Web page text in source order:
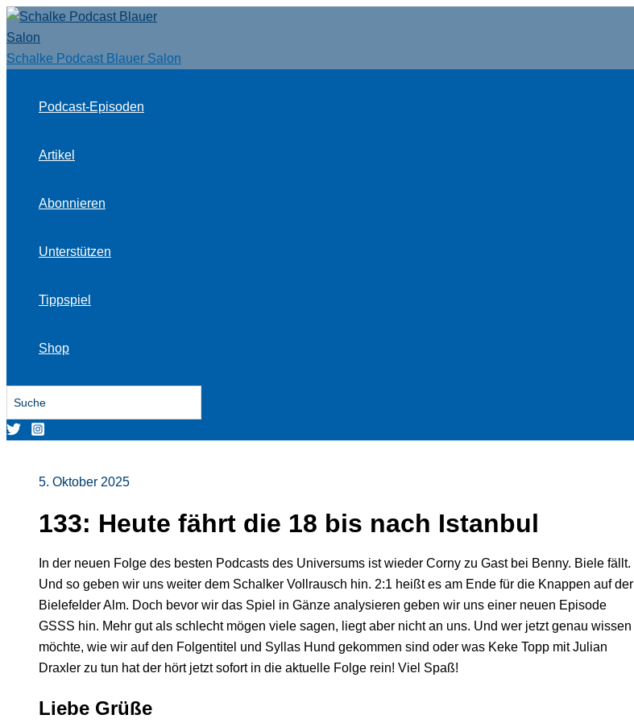
Zum
Inhalt
springen
Schalke Podcast Blauer Salon
Podcast-Episoden
Artikel
Abonnieren
Unterstützen
Tippspiel
Shop
for:
5. Oktober 2025
133: Heute fährt die 18 bis nach Istanbul
In der neuen Folge des besten Podcasts des Universums ist wieder Corny zu Gast bei Benny. Biele fällt.
Und so geben wir uns weiter dem Schalker Vollrausch hin. 2:1 heißt es am Ende für die Knappen auf der
Bielefelder Alm. Doch bevor wir das Spiel in Gänze analysieren geben wir uns einer neuen Episode
GSSS hin. Mehr gut als schlecht mögen viele sagen, liegt aber nicht an uns. Und wer jetzt genau wissen
möchte, wie wir auf den Folgentitel und Syllas Hund gekommen sind oder was Keke Topp mit Julian
Draxler zu tun hat der hört jetzt sofort in die aktuelle Folge rein! Viel Spaß!
Liebe Grüße